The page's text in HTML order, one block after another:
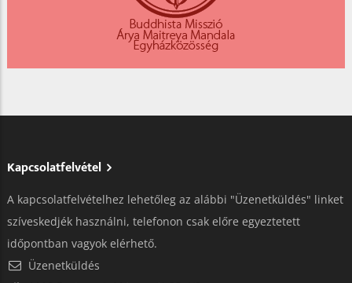
Kapcsolatfelvétel
A kapcsolatfelvételhez lehetőleg az alábbi "Üzenetküldés" linket
szíveskedjék használni, telefonon csak előre egyeztetett
időpontban vagyok elérhető.
Üzenetküldés